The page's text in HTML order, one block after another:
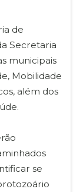
de
Secretaria
municipais
Mobilidade
além dos
se